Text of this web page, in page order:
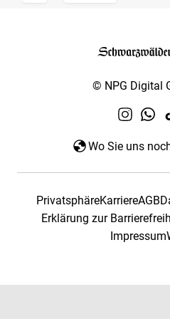
© NPG Digital
Wo Sie uns
PrivatsphäreKarriereAGB
Erklärung zur
Impressum